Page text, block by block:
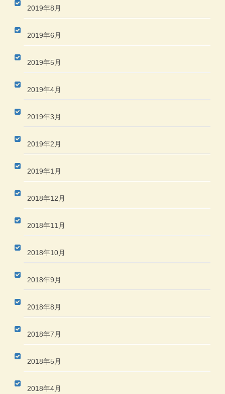
2019年8月
2019年6月
2019年5月
2019年4月
2019年3月
2019年2月
2019年1月
2018年12月
2018年11月
2018年10月
2018年9月
2018年8月
2018年7月
2018年5月
2018年4月